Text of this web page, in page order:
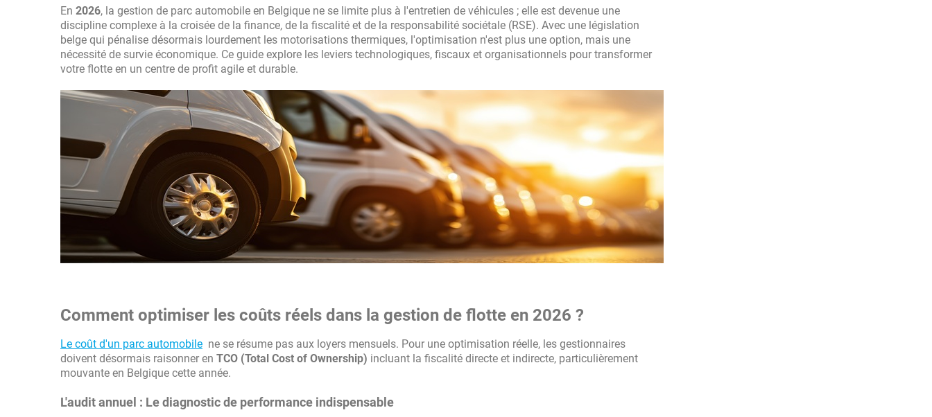
Nissan
Opel
Peugeot
Renault
Skoda
Seat
smart
Volkswagen
En 2026, la gestion de parc automobile en Belgique ne se limite plus à l'entretien de véhicules ; elle est devenue une
discipline complexe à la croisée de la finance, de la fiscalité et de la responsabilité sociétale (RSE). Avec une législation
belge qui pénalise désormais lourdement les motorisations thermiques, l'optimisation n'est plus une option, mais une
nécessité de survie économique. Ce guide explore les leviers technologiques, fiscaux et organisationnels pour transformer
votre flotte en un centre de profit agile et durable.
Comment optimiser les coûts réels dans la gestion de flotte en 2026 ?
Le coût d'un parc automobile ne se résume pas aux loyers mensuels. Pour une optimisation réelle, les gestionnaires
doivent désormais raisonner en TCO (Total Cost of Ownership) incluant la fiscalité directe et indirecte, particulièrement
mouvante en Belgique cette année.
L'audit annuel : Le diagnostic de performance indispensable